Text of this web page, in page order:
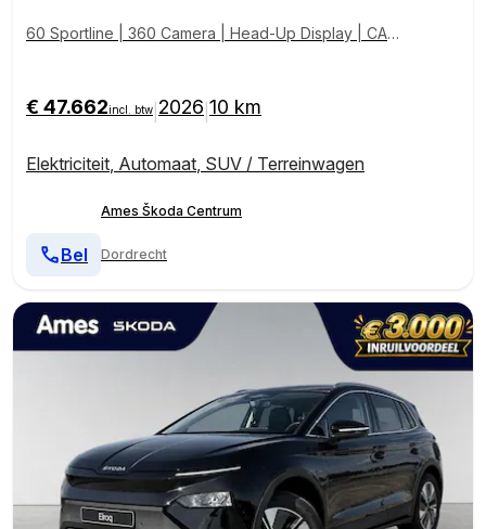
60 Sportline | 360 Camera | Head-Up Display | CAN
€ 47.662incl. btw 2026 10 km
Elektriciteit, Automaat, SUV / Terreinwagen
Ames Škoda Centrum
Dordrecht
Bel